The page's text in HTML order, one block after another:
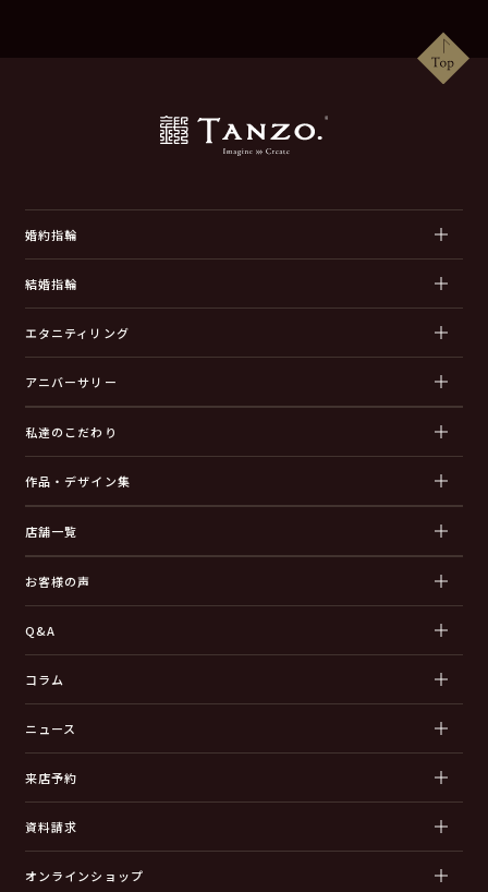
婚約指輪
結婚指輪
エタニティリング
アニバーサリー
私達のこだわり
作品・デザイン集
店舗一覧
お客様の声
Q&A
コラム
ニュース
来店予約
資料請求
オンラインショップ